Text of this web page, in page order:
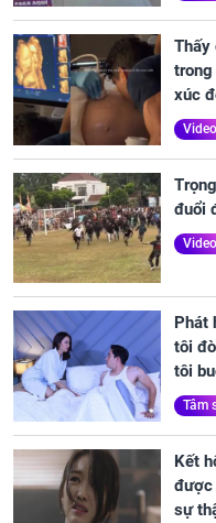
Thấy
trong
xúc
Video
đuổi
Video
Phát
tôi
tôi
Tâm
Kết
được
sự